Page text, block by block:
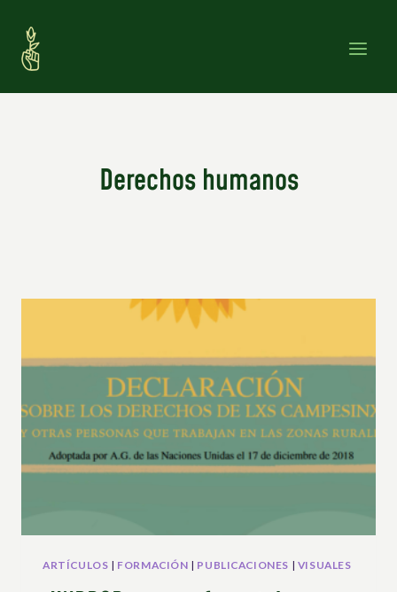
contenido
Derechos humanos
ARTÍCULOS | FORMACIÓN | PUBLICACIONES | VISUALES